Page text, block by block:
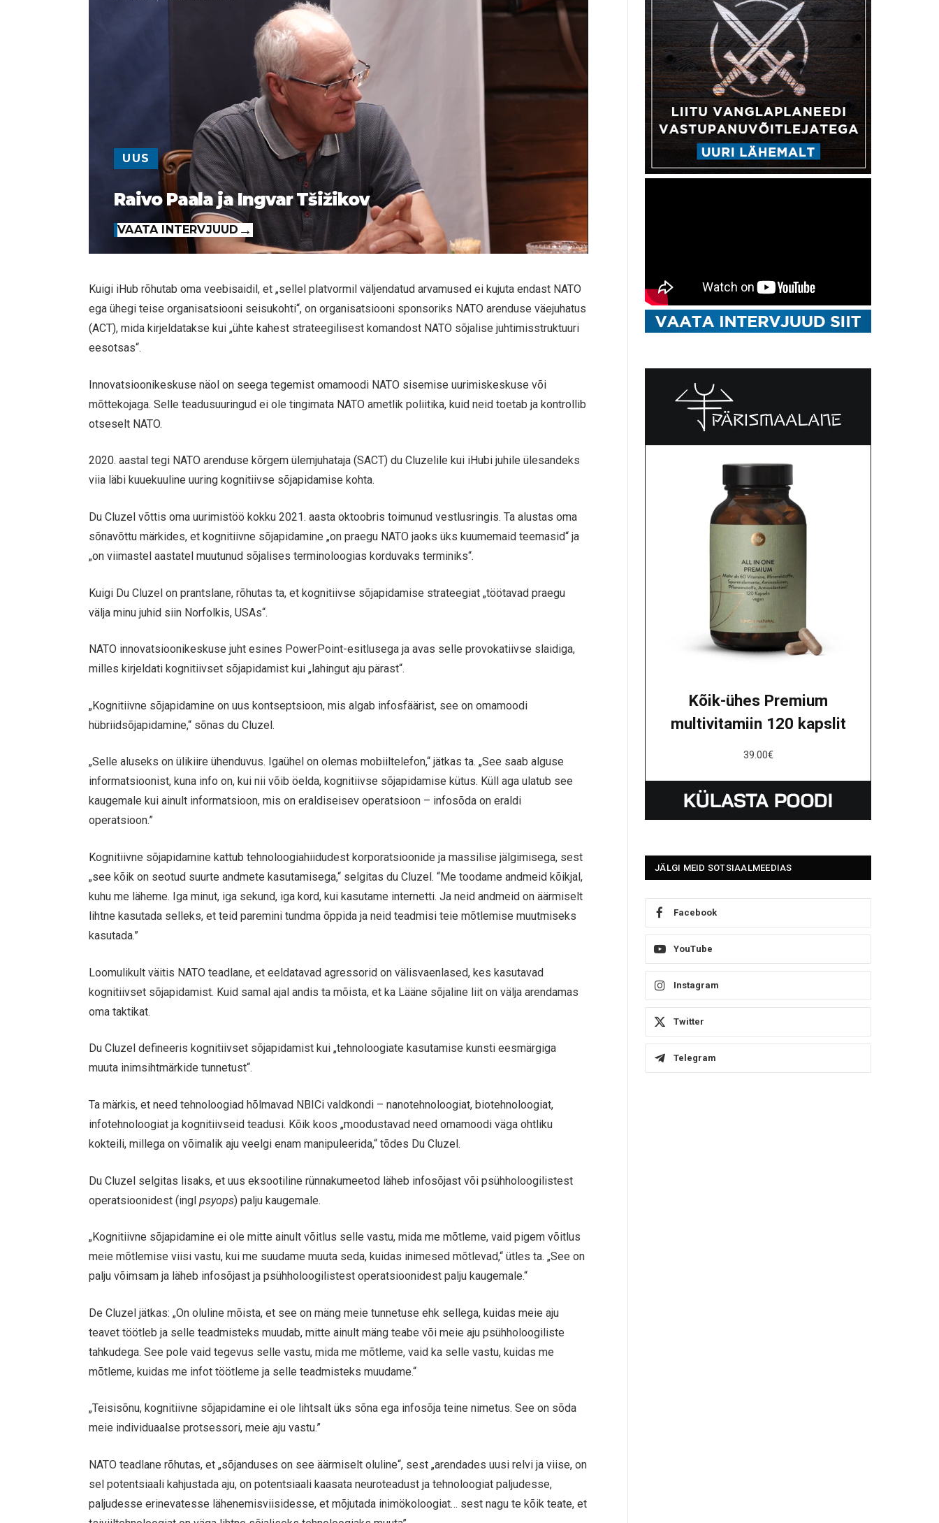
UUS
Raivo Paala ja Ingvar Tšižikov
VAATA INTERVJUUD
Kuigi iHub rõhutab oma veebisaidil, et „sellel platvormil väljendatud arvamused ei kujuta endast NATO
ega ühegi teise organisatsiooni seisukohti“, on organisatsiooni sponsoriks NATO arenduse väejuhatus
(ACT), mida kirjeldatakse kui „ühte kahest strateegilisest komandost NATO sõjalise juhtimisstruktuuri
eesotsas“.
Innovatsioonikeskuse näol on seega tegemist omamoodi NATO sisemise uurimiskeskuse või
mõttekojaga. Selle teadusuuringud ei ole tingimata NATO ametlik poliitika, kuid neid toetab ja kontrollib
otseselt NATO.
2020. aastal tegi NATO arenduse kõrgem ülemjuhataja (SACT) du Cluzelile kui iHubi juhile ülesandeks
viia läbi kuuekuuline uuring kognitiivse sõjapidamise kohta.
Du Cluzel võttis oma uurimistöö kokku 2021. aasta oktoobris toimunud vestlusringis. Ta alustas oma
sõnavõttu märkides, et kognitiivne sõjapidamine „on praegu NATO jaoks üks kuumemaid teemasid“ ja
„on viimastel aastatel muutunud sõjalises terminoloogias korduvaks terminiks“.
Kuigi Du Cluzel on prantslane, rõhutas ta, et kognitiivse sõjapidamise strateegiat „töötavad praegu
välja minu juhid siin Norfolkis, USAs“.
NATO innovatsioonikeskuse juht esines PowerPoint-esitlusega ja avas selle provokatiivse slaidiga,
milles kirjeldati kognitiivset sõjapidamist kui „lahingut aju pärast“.
„Kognitiivne sõjapidamine on uus kontseptsioon, mis algab infosfäärist, see on omamoodi
hübriidsõjapidamine,“ sõnas du Cluzel.
„Selle aluseks on ülikiire ühenduvus. Igaühel on olemas mobiiltelefon,“ jätkas ta. „See saab alguse
informatsioonist, kuna info on, kui nii võib öelda, kognitiivse sõjapidamise kütus. Küll aga ulatub see
kaugemale kui ainult informatsioon, mis on eraldiseisev operatsioon – infosõda on eraldi
operatsioon.”
Kognitiivne sõjapidamine kattub tehnoloogiahiidudest korporatsioonide ja massilise jälgimisega, sest
„see kõik on seotud suurte andmete kasutamisega,“ selgitas du Cluzel. “Me toodame andmeid kõikjal,
kuhu me läheme. Iga minut, iga sekund, iga kord, kui kasutame internetti. Ja neid andmeid on äärmiselt
lihtne kasutada selleks, et teid paremini tundma õppida ja neid teadmisi teie mõtlemise muutmiseks
kasutada.”
Loomulikult väitis NATO teadlane, et eeldatavad agressorid on välisvaenlased, kes kasutavad
kognitiivset sõjapidamist. Kuid samal ajal andis ta mõista, et ka Lääne sõjaline liit on välja arendamas
oma taktikat.
Du Cluzel defineeris kognitiivset sõjapidamist kui „tehnoloogiate kasutamise kunsti eesmärgiga
muuta inimsihtmärkide tunnetust“.
Ta märkis, et need tehnoloogiad hõlmavad NBICi valdkondi – nanotehnoloogiat, biotehnoloogiat,
infotehnoloogiat ja kognitiivseid teadusi. Kõik koos „moodustavad need omamoodi väga ohtliku
kokteili, millega on võimalik aju veelgi enam manipuleerida,“ tõdes Du Cluzel.
Du Cluzel selgitas lisaks, et uus eksootiline rünnakumeetod läheb infosõjast või psühholoogilistest
operatsioonidest (inglpsyops) palju kaugemale.
„Kognitiivne sõjapidamine ei ole mitte ainult võitlus selle vastu, mida me mõtleme, vaid pigem võitlus
meie mõtlemise viisi vastu, kui me suudame muuta seda, kuidas inimesed mõtlevad,“ ütles ta. „See on
palju võimsam ja läheb infosõjast ja psühholoogilistest operatsioonidest palju kaugemale.“
De Cluzel jätkas: „On oluline mõista, et see on mäng meie tunnetuse ehk sellega, kuidas meie aju
teavet töötleb ja selle teadmisteks muudab, mitte ainult mäng teabe või meie aju psühholoogiliste
tahkudega. See pole vaid tegevus selle vastu, mida me mõtleme, vaid ka selle vastu, kuidas me
mõtleme, kuidas me infot töötleme ja selle teadmisteks muudame.“
„Teisisõnu, kognitiivne sõjapidamine ei ole lihtsalt üks sõna ega infosõja teine nimetus. See on sõda
meie individuaalse protsessori, meie aju vastu.”
NATO teadlane rõhutas, et „sõjanduses on see äärmiselt oluline“, sest „arendades uusi relvi ja viise, on
sel potentsiaali kahjustada aju, on potentsiaali kaasata neuroteadust ja tehnoloogiat paljudesse,
paljudesse erinevatesse lähenemisviisidesse, et mõjutada inimökoloogiat… sest nagu te kõik teate, et
Kõik-ühes Premium
multivitamiin 120 kapslit
39.00€
JÄLGI MEID SOTSIAALMEEDIAS
Facebook
YouTube
Instagram
Twitter
Telegram